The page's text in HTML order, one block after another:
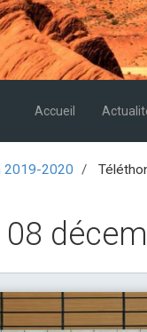
Accueil
2019-2020